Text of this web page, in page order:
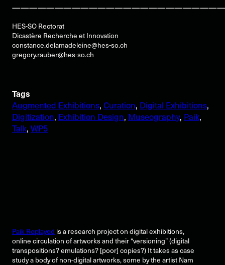
HES-SO Rectorat
Dicastère Recherche et Innovation
constance.delamadeleine@hes-so.ch
gregory.rauber@hes-so.ch
Tags
Augmented Exhibitions, Curation, Digital Exhibitions
Digitization, Exhibition Design, Museography, Paik
Talk, WP5
Paik Replayed is a research project on digital exhibitions,
online circulation of artworks and their “versioning” (digital
transpositions? emulations? [poor] copies?) It takes as case
study a body of non-digital artworks, some by the artist Nam